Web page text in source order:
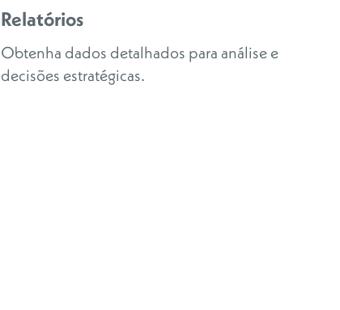
Relatórios
Obtenha dados detalhados para análise e
decisões estratégicas.